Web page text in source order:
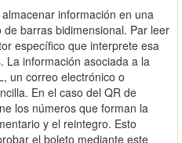
información en una
barras bidimensional. Par leer
específico que interprete esa
La información asociada a la
un correo electrónico o
En el caso del QR de
los números que forman la
y el reintegro. Esto
el boleto mediante este